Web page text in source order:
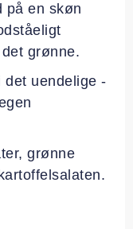
på en skøn
grønne.
det uendelige -
grønne